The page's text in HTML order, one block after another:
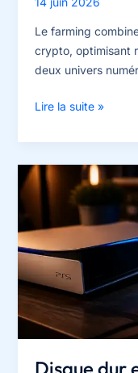
Le farming
crypto, optimisant
deux univers
Le
:
entre
optimisation
du
rendement
crypto
et
grind
intensif
en
jeu
Lire la suite »